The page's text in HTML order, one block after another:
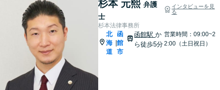
杉本 元熙 弁護
士
インタビューを見
る
杉本法律事務所
北
海
道
|
函
館
市
函館駅か
ら徒歩5分
営業時間：09:00~2
2:00（土日祝日）